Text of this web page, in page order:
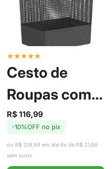
★★★★★
Cesto de
Roupas com
Tampa Grid
Preto 49L -
Ou
Preço
de
R$ 116,99
Preço
regular
-10%OFF no pix
ou R$ 129,99 em até 6x de R$ 21,66
sem juros